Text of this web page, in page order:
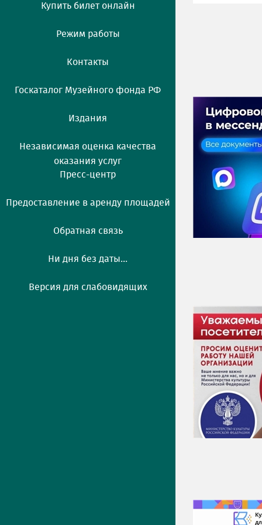
Купить билет онлайн
Режим работы
Контакты
Госкаталог Музейного фонда РФ
Издания
Независимая оценка качества
оказания услуг
Пресс-центр
Предоставление в аренду площадей
Обратная связь
Ни дня без даты...
Версия для слабовидящих